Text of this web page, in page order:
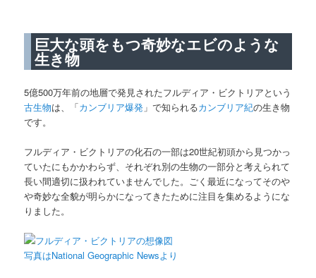
巨大な頭をもつ奇妙なエビのような
生き物
5億500万年前の地層で発見されたフルディア・ビクトリアという
古生物は、「カンブリア爆発 」で知られるカンブリア紀の生き物
です。
フルディア・ビクトリアの化石の一部は20世紀初頭から見つかっ
ていたにもかかわらず、それぞれ別の生物の一部分と考えられて
長い間適切に扱われていませんでした。ごく最近になってそのや
や奇妙な全貌が明らかになってきたために注目を集めるようにな
りました。
写真はNational Geographic Newsより